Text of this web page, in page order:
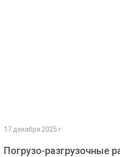
17 декабря 2025 г.
Погрузо-разгрузочные